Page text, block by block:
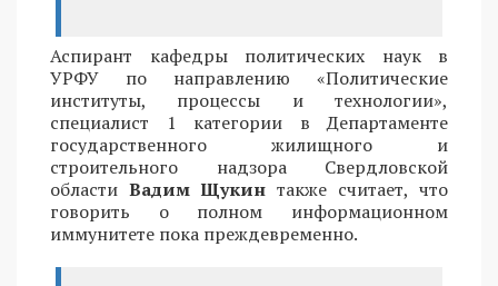
Аспирант кафедры политических наук в
УРФУ по направлению «Политические
институты, процессы и технологии»,
специалист 1 категории в Департаменте
государственного жилищного и
строительного надзора Свердловской
области Вадим Щукин также считает, что
говорить о полном информационном
иммунитете пока преждевременно.